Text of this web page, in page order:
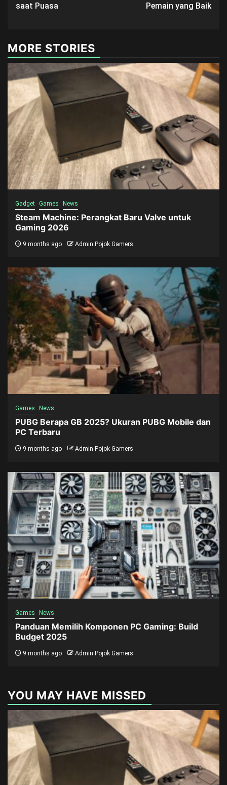
saat Puasa Pemain yang Baik
MORE STORIES
Gadget Games News
Steam Machine: Perangkat Baru Valve untuk
Gaming 2026
9 months ago Admin Pojok Gamers
Games News
PUBG Berapa GB 2025? Ukuran PUBG Mobile dan
PC Terbaru
9 months ago Admin Pojok Gamers
Games News
Panduan Memilih Komponen PC Gaming: Build
Budget 2025
9 months ago Admin Pojok Gamers
YOU MAY HAVE MISSED